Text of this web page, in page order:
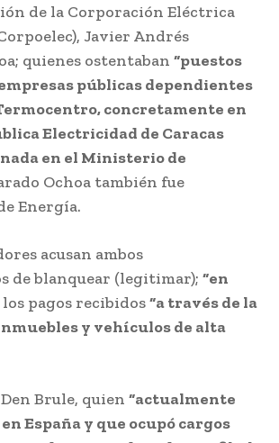
de la Corporación Eléctrica
Javier Andrés
quienes ostentaban “puestos
públicas dependientes
concretamente en
Electricidad de Caracas
en el Ministerio de
Ochoa también fue
Energía.
acusan ambos
de blanquear (legitimar); “en
los pagos recibidos“a través de la
y vehículos de alta
Brule, quien “actualmente
España y que ocupó cargos